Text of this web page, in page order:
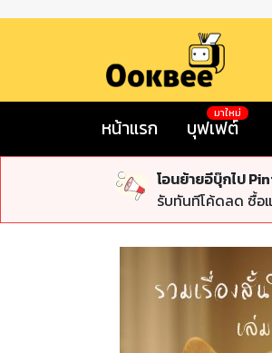
หน้าแรก บุฟเฟต์
มาใหม่
โอนย้ายอีบุ๊กไป
รับทันทีโค้ดลด ซื้อ